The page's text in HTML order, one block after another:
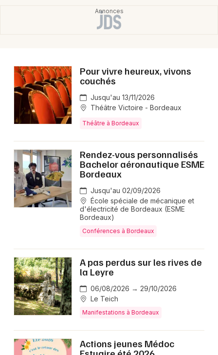
Pour vivre heureux, vivons
couchés
Jusqu'au 13/11/2026
Théâtre Victoire - Bordeaux
Théâtre à Bordeaux
Rendez-vous personnalisés
Bachelor aéronautique ESME
Bordeaux
Jusqu'au 02/09/2026
École spéciale de mécanique et
d'électricité de Bordeaux (ESME
Bordeaux)
Conférences à Bordeaux
A pas perdus sur les rives de
la Leyre
06/08/2026 → 29/10/2026
Le Teich
Manifestations à Bordeaux
Actions jeunes Médoc